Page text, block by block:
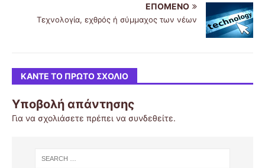
ΕΠΌΜΕΝΟ
Τεχνολογία, εχθρός ή σύμμαχος των νέων
ΚΆΝΤΕ ΤΟ ΠΡΏΤΟ ΣΧΌΛΙΟ
Υποβολή απάντησης
Για να σχολιάσετε πρέπει να συνδεθείτε.